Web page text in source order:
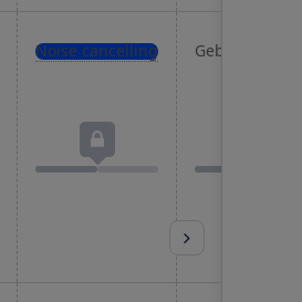
Noise cancelling